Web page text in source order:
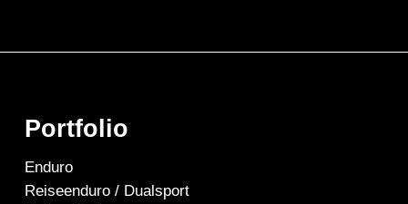
Portfolio
Enduro
Reiseenduro / Dualsport